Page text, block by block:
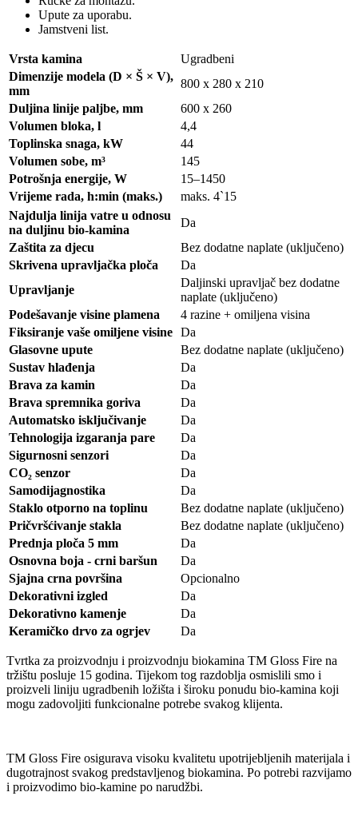
Upute za uporabu.
Jamstveni list.
Vrsta kamina
Ugradbeni
Dimenzije modela (D × Š × V),
mm
800 х 280 х 210
Duljina linije paljbe, mm
600 х 260
Volumen bloka, l
4,4
Toplinska snaga, kW
44
Volumen sobe, m³
145
Potrošnja energije, W
15–1450
Vrijeme rada, h:min (maks.)
maks. 4`15
Najdulja linija vatre u odnosu
na duljinu bio-kamina
Da
Zaštita za djecu
Bez dodatne naplate (uključeno)
Skrivena upravljačka ploča
Da
Upravljanje
Daljinski upravljač bez dodatne
naplate (uključeno)
Podešavanje visine plamena
4 razine + omiljena visina
Fiksiranje vaše omiljene visine Da
Glasovne upute
Bez dodatne naplate (uključeno)
Sustav hlađenja
Da
Brava za kamin
Da
Brava spremnika goriva
Da
Automatsko isključivanje
Da
Tehnologija izgaranja pare
Da
Sigurnosni senzori
Da
CO₂ senzor
Da
Samodijagnostika
Da
Staklo otporno na toplinu
Bez dodatne naplate (uključeno)
Pričvršćivanje stakla
Bez dodatne naplate (uključeno)
Prednja ploča 5 mm
Da
Osnovna boja - crni baršun
Da
Sjajna crna površina
Opcionalno
Dekorativni izgled
Da
Dekorativno kamenje
Da
Keramičko drvo za ogrjev
Da
Tvrtka za proizvodnju i proizvodnju biokamina TM Gloss Fire na
tržištu posluje 15 godina. Tijekom tog razdoblja osmislili smo i
proizveli liniju ugradbenih ložišta i široku ponudu bio-kamina koji
mogu zadovoljiti funkcionalne potrebe svakog klijenta.
TM Gloss Fire osigurava visoku kvalitetu upotrijebljenih materijala i
dugotrajnost svakog predstavljenog biokamina. Po potrebi razvijamo
i proizvodimo bio-kamine po narudžbi.